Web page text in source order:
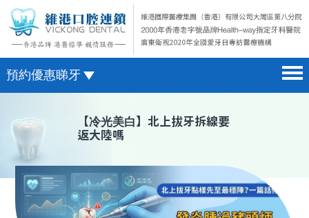
預約優惠睇牙
醫院簡介 hospital introduction
醫生介紹 doctor introduction
醫療新聞 medical news
微信預約
WhatsApp預約
【冷光美白】北上拔牙拆線要
返大陸嗎